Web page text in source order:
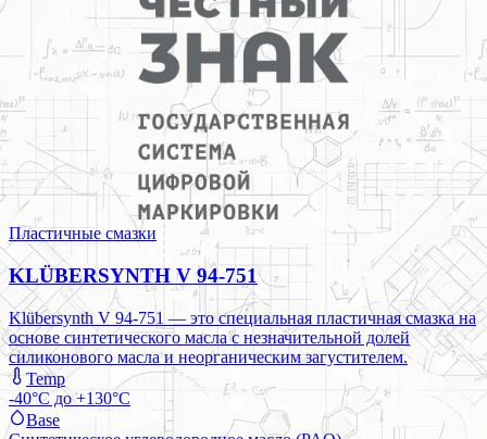
Пластичные смазки
KLÜBERSYNTH V 94-751
Klübersynth V 94-751 — это специальная пластичная смазка на
основе синтетического масла с незначительной долей
силиконового масла и неорганическим загустителем.
Temp
-40°C до +130°C
Base